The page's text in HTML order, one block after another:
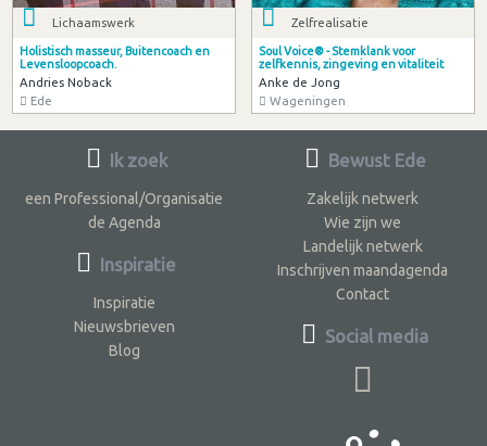
Lichaamswerk
Holistisch masseur, Buitencoach en
Levensloopcoach.
Andries Noback
Ede
Zelfrealisatie
Soul Voice® - Stemklank voor
zelfkennis, zingeving en vitaliteit
Anke de Jong
Wageningen
Ik zoek
een Professional/Organisatie
de Agenda
Inspiratie
Inspiratie
Nieuwsbrieven
Blog
Bewust Ede
Zakelijk netwerk
Wie zijn we
Landelijk netwerk
Inschrijven maandagenda
Contact
Social media